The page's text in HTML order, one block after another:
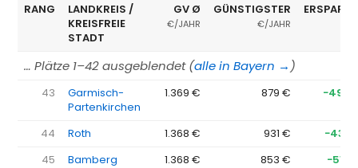
RANG
LANDKREIS /
KREISFREIE
STADT
GV Ø
€/JAHR
GÜNSTIGSTER
€/JAHR
… Plätze 1–42 ausgeblendet (alle in Bayern → )
43
Garmisch-
Partenkirchen
1.369 € 879 € −490
44 Roth 1.368 € 931 €
−437
45
Bamberg 1.368 € 853 €
−515